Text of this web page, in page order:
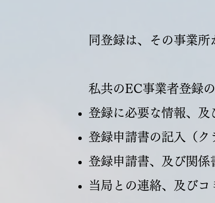
同登録は、その事業所
私共のEC事業者登録
登録に必要な情報、
登録申請書の記入（
登録申請書、及び関係
当局との連絡、及びコ